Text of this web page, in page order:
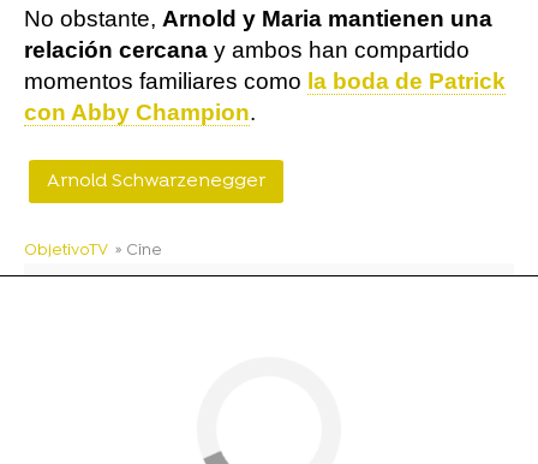
No obstante, Arnold y Maria mantienen una
relación cercana y ambos han compartido
momentos familiares como la boda de Patrick
con Abby Champion.
Arnold Schwarzenegger
ObjetivoTV » Cine